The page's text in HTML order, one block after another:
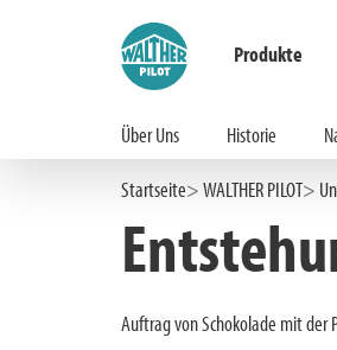
Hauptinhalt springen
Zur Suche springen
Zur Hauptnavigation springen
Produkte
Über Uns Historie
Startseite
WALTHER PILOT
Auftrag von Schokolade mit der